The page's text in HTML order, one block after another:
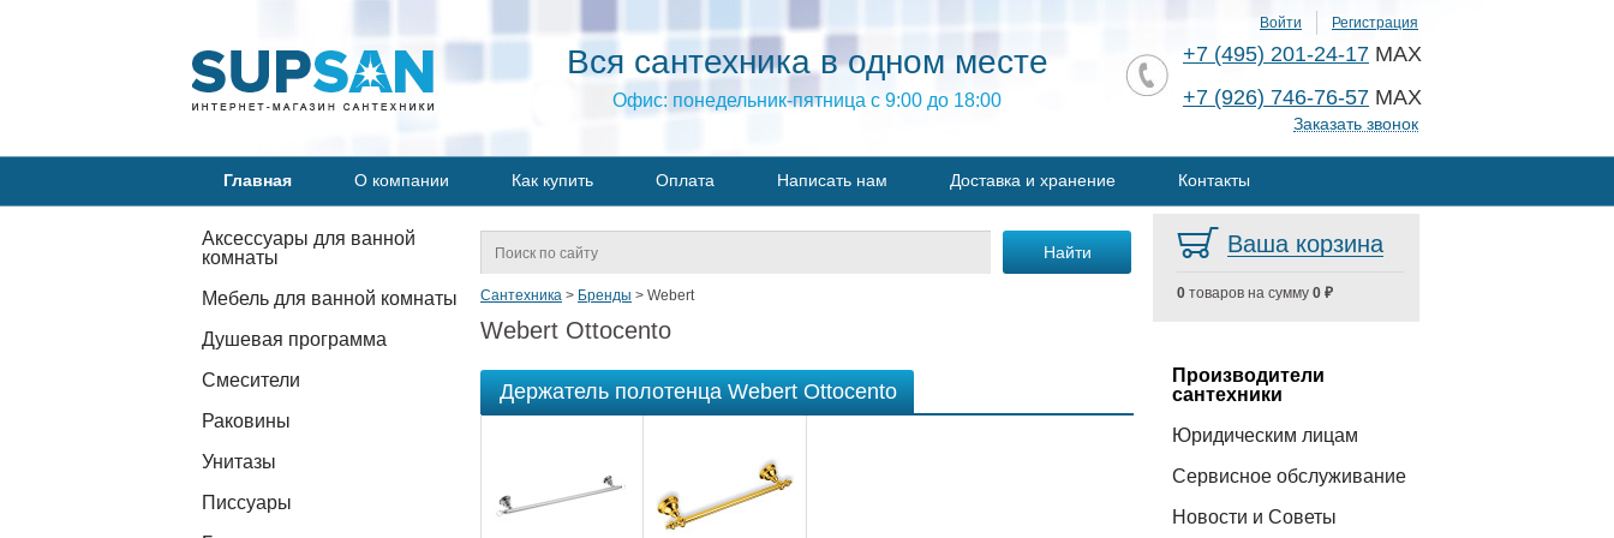
Вся сантехника в одном месте
Офис: понедельник-пятница с 9:00 до 18:00
Войти Регистрация
+7 (495) 201-24-17 MAX
+7 (926) 746-76-57 MAX
Заказать звонок
Главная О компании Как купить Оплата Написать нам Доставка и хранение Контакты
Аксессуары для ванной
комнаты
Мебель для ванной комнаты
Душевая программа
Смесители
Раковины
Унитазы
Писсуары
Сантехника > Бренды > Webert
Webert Ottocento
Держатель полотенца Webert Ottocento
Ваша корзина
0 товаров на сумму 0 ₽
Производители
сантехники
Юридическим лицам
Сервисное обслуживание
Новости и Советы